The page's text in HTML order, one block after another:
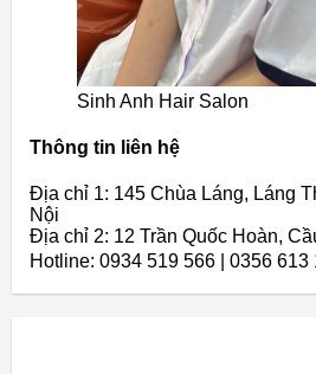
Sinh Anh Hair Salon
Thông tin liên hệ
Địa chỉ 1: 145 Chùa Láng, Láng
Nội
Địa chỉ 2: 12 Trần Quốc Hoàn,
Hotline: 0934 519 566 | 0356 613